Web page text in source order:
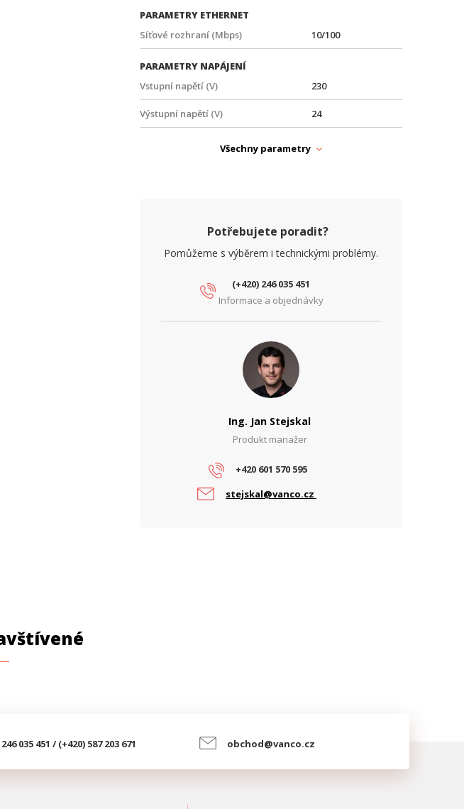
PARAMETRY ETHERNET
Síťové rozhraní (Mbps)
10/100
PARAMETRY NAPÁJENÍ
Vstupní napětí (V)
230
Výstupní napětí (V) 24
Všechny parametry
Potřebujete poradit?
Pomůžeme s výběrem i technickými problémy.
(+420) 246 035 451
Informace a objednávky
Ing. Jan Stejskal
Produkt manažer
+420 601 570 595
stejskal@vanco.cz
035 451 / (+420) 587 203 671 obchod@vanco.cz